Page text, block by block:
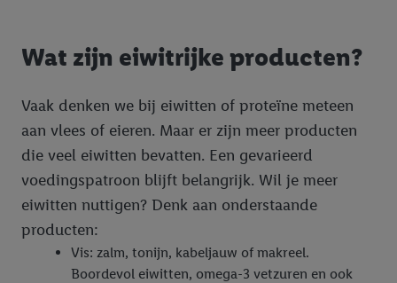
Wat zijn eiwitrijke producten?
Vaak denken we bij eiwitten of proteïne meteen
aan vlees of eieren. Maar er zijn meer producten
die veel eiwitten bevatten. Een gevarieerd
voedingspatroon blijft belangrijk. Wil je meer
eiwitten nuttigen? Denk aan onderstaande
producten:
Vis: zalm, tonijn, kabeljauw of makreel.
Boordevol eiwitten, omega-3 vetzuren en ook